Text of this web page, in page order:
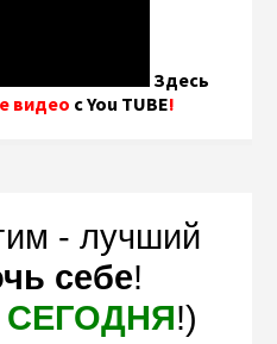
Здесь
видео с You TUBE!
- лучший
себе!
СЕГОДНЯ!)